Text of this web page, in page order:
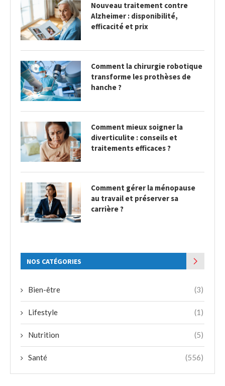
Nouveau traitement contre
Alzheimer : disponibilité,
efficacité et prix
Comment la chirurgie robotique
transforme les prothèses de
hanche ?
Comment mieux soigner la
diverticulite : conseils et
traitements efficaces ?
Comment gérer la ménopause
au travail et préserver sa
carrière ?
NOS CATÉGORIES
Bien-être (3)
Lifestyle (1)
Nutrition (5)
Santé (556)